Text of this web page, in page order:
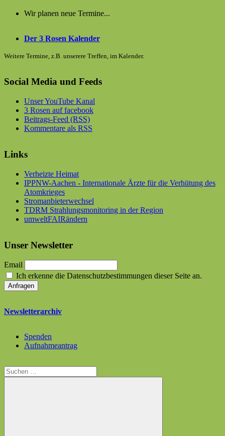
Wir planen neue Termine...
Der 3 Rosen Kalender
Weitere Termine, z.B. unserere Treffen, im Kalender.
Social Media und Feeds
Unser YouTube Kanal
3 Rosen auf facebook
Beitrags-Feed (RSS)
Kommentare als RSS
Links
Verheizte Heimat
IPPNW-Aachen - Internationale Ärzte für die Verhütung des
Atomkrieges
Stromanbieterwechsel
TDRM Strahlungsmonitoring in der Region
umweltFAIRändern
Unser Newsletter
Email
Ich erkenne die Datenschutzbestimmungen dieser Seite an.
Newsletterarchiv
Spenden
Aufnahmeantrag
Suchen
nach: